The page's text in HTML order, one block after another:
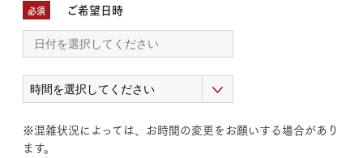
必須 ご希望日時
※混雑状況によっては、お時間の変更をお願いする場合があり
ます。